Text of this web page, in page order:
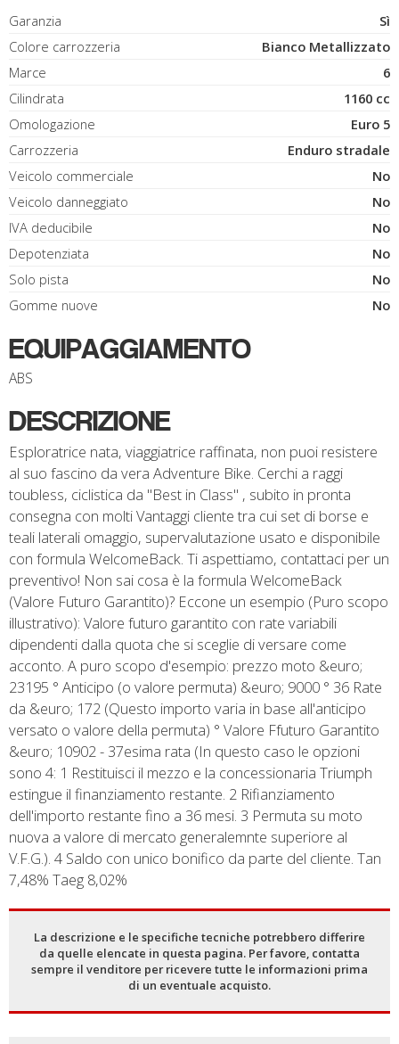
Garanzia
Sì
Colore carrozzeria
Bianco Metallizzato
Marce
6
Cilindrata
1160 cc
Omologazione
Euro 5
Carrozzeria
Enduro stradale
Veicolo commerciale
No
Veicolo danneggiato
No
IVA deducibile
No
Depotenziata
No
Solo pista
No
Gomme nuove
No
EQUIPAGGIAMENTO
ABS
DESCRIZIONE
Esploratrice nata, viaggiatrice raffinata, non puoi resistere
al suo fascino da vera Adventure Bike. Cerchi a raggi
toubless, ciclistica da "Best in Class" , subito in pronta
consegna con molti Vantaggi cliente tra cui set di borse e
teali laterali omaggio, supervalutazione usato e disponibile
con formula WelcomeBack. Ti aspettiamo, contattaci per un
preventivo! Non sai cosa è la formula WelcomeBack
(Valore Futuro Garantito)? Eccone un esempio (Puro scopo
illustrativo): Valore futuro garantito con rate variabili
dipendenti dalla quota che si sceglie di versare come
acconto. A puro scopo d'esempio: prezzo moto &euro;
23195 ° Anticipo (o valore permuta) &euro; 9000 ° 36 Rate
da &euro; 172 (Questo importo varia in base all'anticipo
versato o valore della permuta) ° Valore Ffuturo Garantito
&euro; 10902 - 37esima rata (In questo caso le opzioni
sono 4: 1 Restituisci il mezzo e la concessionaria Triumph
estingue il finanziamento restante. 2 Rifianziamento
dell'importo restante fino a 36 mesi. 3 Permuta su moto
nuova a valore di mercato generalemnte superiore al
V.F.G.). 4 Saldo con unico bonifico da parte del cliente. Tan
7,48% Taeg 8,02%
La descrizione e le specifiche tecniche potrebbero differire
da quelle elencate in questa pagina. Per favore, contatta
sempre il venditore per ricevere tutte le informazioni prima
di un eventuale acquisto.